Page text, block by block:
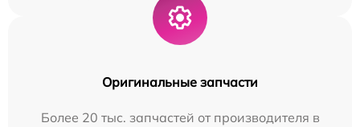
Оригинальные запчасти
Более 20 тыс. запчастей от производителя в